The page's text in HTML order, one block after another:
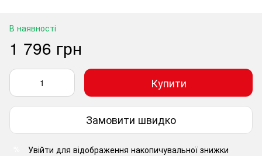
В наявності
1 796 грн
Купити
Замовити швидко
Увійти для відображення накопичувальної знижки